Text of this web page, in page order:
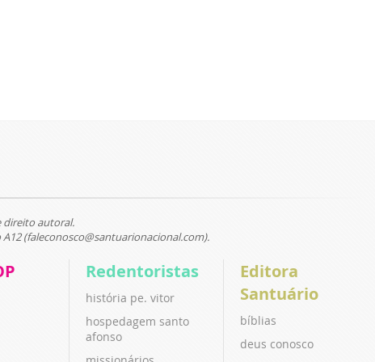
direito autoral.
(faleconosco@santuarionacional.com).
Redentoristas
história pe. vitor
hospedagem santo
afonso
Editora
Santuário
bíblias
deus conosco